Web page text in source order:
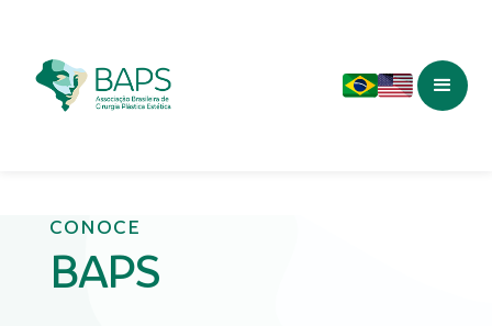
CONOCE
BAPS